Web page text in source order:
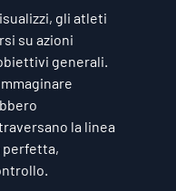
gli atleti
su azioni
generali.
la linea
perfetta,